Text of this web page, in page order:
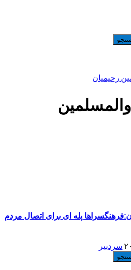
رحیمیان
پله ای برای اتصال مردم
سردبیر